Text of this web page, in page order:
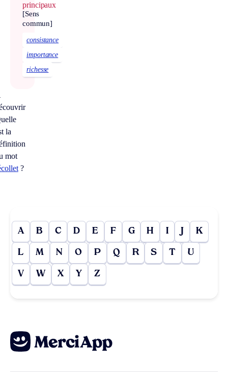
principaux
[Sens
commun]
consistance
importance
richesse
la
mot
?
A B C D E F G H I J K
L M N O P Q R S T U
V W X Y Z